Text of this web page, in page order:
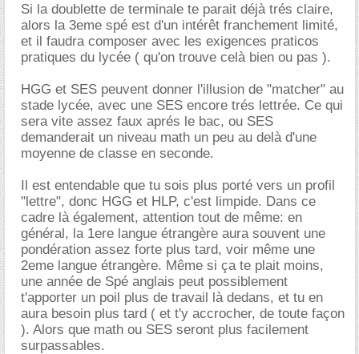
Si la doublette de terminale te parait déjà trés claire,
alors la 3eme spé est d'un intérêt franchement limité,
et il faudra composer avec les exigences praticos
pratiques du lycée ( qu'on trouve celà bien ou pas ).
HGG et SES peuvent donner l'illusion de "matcher" au
stade lycée, avec une SES encore trés lettrée. Ce qui
sera vite assez faux aprés le bac, ou SES
demanderait un niveau math un peu au delà d'une
moyenne de classe en seconde.
Il est entendable que tu sois plus porté vers un profil
"lettre", donc HGG et HLP, c'est limpide. Dans ce
cadre là également, attention tout de même: en
général, la 1ere langue étrangère aura souvent une
pondération assez forte plus tard, voir même une
2eme langue étrangère. Même si ça te plait moins,
une année de Spé anglais peut possiblement
t'apporter un poil plus de travail là dedans, et tu en
aura besoin plus tard ( et t'y accrocher, de toute façon
). Alors que math ou SES seront plus facilement
surpassables.